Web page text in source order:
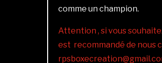
comme un champion.
Attention , si vous
est recommandé de nous